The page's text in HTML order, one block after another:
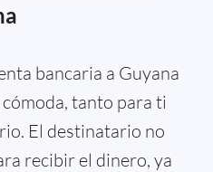
bancaria a Guyana
tanto para ti
El destinatario no
recibir el dinero, ya